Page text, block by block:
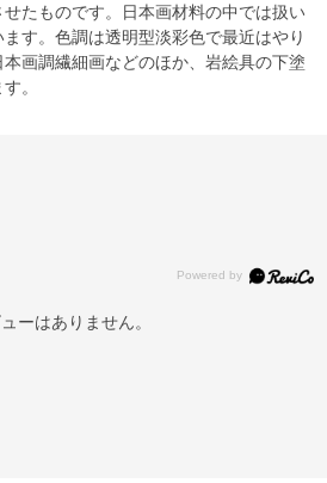
たものです。日本画材料の中では扱い
す。色調は透明型淡彩色で最近はやり
画調繊細画などのほか、岩絵具の下塗
。
ーはありません。